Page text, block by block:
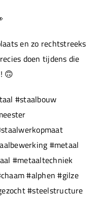
en zo rechtstreeks
doen tijdens die
🙃
#staalbouw
#metaal
#metaaltechniek
#alphen #gilze
#steelstructure